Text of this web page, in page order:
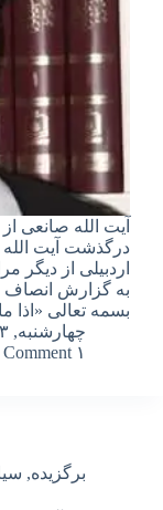
آیت الله صانعی
درگذشت آیت
اردبیلی از دیگر
به گزارش انصاف
بسمه تعالی «اذا
چهارشنبه, ۳ آذر ۱۳۹۵ – ۱۸:۴۶
۱ Comment
برگزیده,